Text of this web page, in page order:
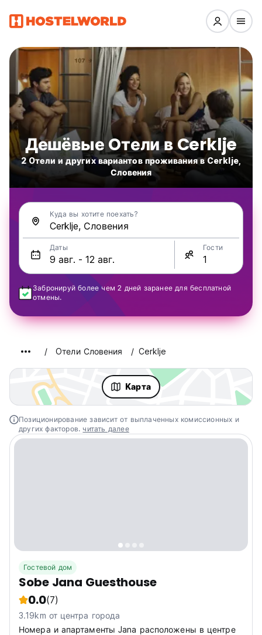
Дешёвые Oтели в Cerklje
2 Oтели и других вариантов проживания в Cerklje,
Словения
Куда вы хотите поехать?
Даты Гости
Забронируй более чем 2 дней заранее для бесплатной
отмены.
Oтели Словения Cerklje
Kарта
Позиционирование зависит от выплаченных комиссионных и
других факторов. читать далее
Гостевой дом
Sobe Jana Guesthouse
0.0(7)
3.19km от центра города
Номера и апартаменты Jana расположены в центре